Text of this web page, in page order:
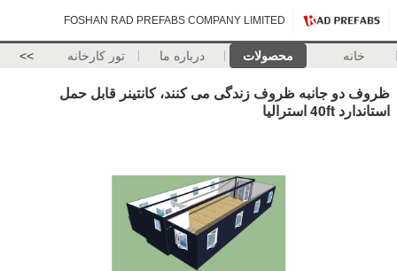
FOSHAN RAD PREFABS COMPANY LIMITED
خانه محصولات درباره ما تور کارخانه >>
ظروف دو جانبه ظروف زندگی می کنند، کانتینر قابل حمل
استاندارد 40ft استرالیا